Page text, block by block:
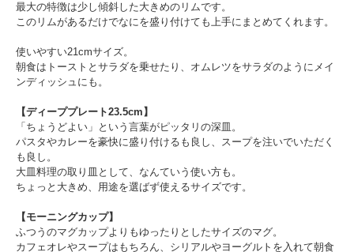
最大の特徴は少し傾斜した大きめのリムです。
このリムがあるだけでなにを盛り付けても上手にまとめてくれます。
使いやすい21cmサイズ。
朝食はトーストとサラダを乗せたり、オムレツをサラダのようにメイ
ンディッシュにも。
【ディーププレート23.5cm】
「ちょうどよい」という言葉がピッタリの深皿。
パスタやカレーを豪快に盛り付けるも良し、スープを注いでいただく
も良し。
大皿料理の取り皿として、なんていう使い方も。
ちょっと大きめ、用途を選ばず使えるサイズです。
【モーニングカップ】
ふつうのマグカップよりもゆったりとしたサイズのマグ。
カフェオレやスープはもちろん、シリアルやヨーグルトを入れて朝食